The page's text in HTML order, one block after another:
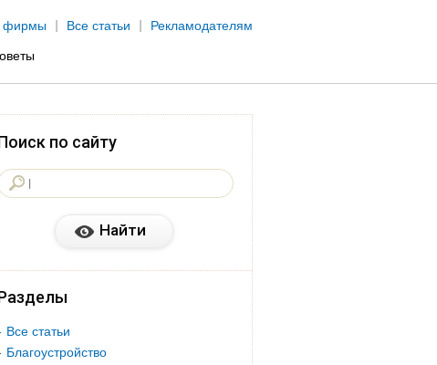
фирмы Все статьи Рекламодателям
по сайту
Все статьи
Благоустройство